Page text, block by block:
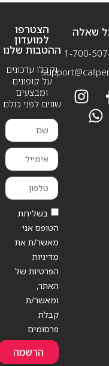
שאלה
1-700-
הצטרפו
למועדון
ההטבות שלנו
וקבלו עדכונים
על קופונים
ומבצעים
שווים לפני כולם
בשליחת
הטופס אני
מאשר/ת את
מדיניות
הפרטיות של
האתר,
ומאשר/ת
קבלת
פרסומים
הרשמה